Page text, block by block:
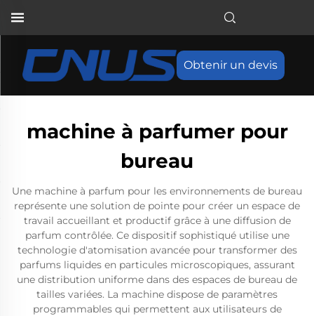
Obtenir un devis
machine à parfumer pour
bureau
Une machine à parfum pour les environnements de bureau
représente une solution de pointe pour créer un espace de
travail accueillant et productif grâce à une diffusion de
parfum contrôlée. Ce dispositif sophistiqué utilise une
technologie d'atomisation avancée pour transformer des
parfums liquides en particules microscopiques, assurant
une distribution uniforme dans des espaces de bureau de
tailles variées. La machine dispose de paramètres
programmables qui permettent aux utilisateurs de